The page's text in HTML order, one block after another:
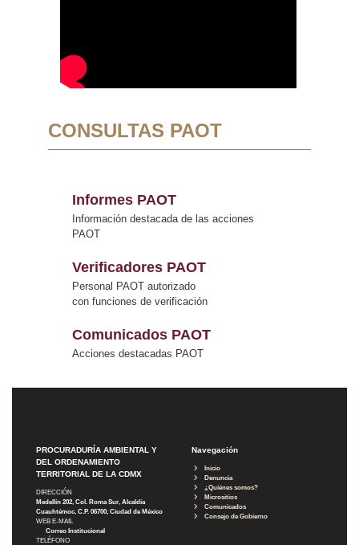
CONSULTAS PAOT
Informes PAOT
Información destacada de las acciones
PAOT
Verificadores PAOT
Personal PAOT autorizado
con funciones de verificación
Comunicados PAOT
Acciones destacadas PAOT
PROCURADURÍA AMBIENTAL Y
DEL ORDENAMIENTO
TERRITORIAL DE LA CDMX
DIRECCIÓN
Medellín 202, Col. Roma Sur, Alcaldía
Cuauhtémoc, C.P. 06700, Ciudad de México
WEB E-MAIL
Correo Institucional
TELÉFONO
Navegación
Inicio
Denuncia
¿Quiénes somos?
Micrositios
Comunicados
Consejo de Gobierno